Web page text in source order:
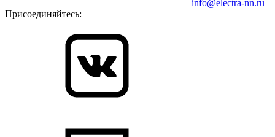
info@electra-nn.ru
Присоединяйтесь: